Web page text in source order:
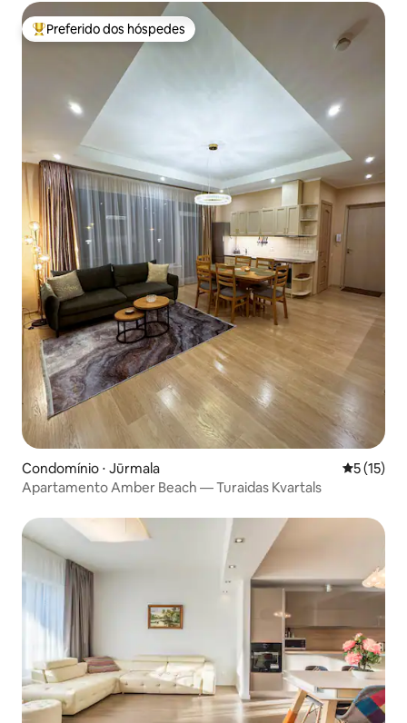
Entre os melhores preferidos dos hóspedes
Preferido dos hóspedes
Condomínio ⋅ Jūrmala 5 de uma
5 (15)
Apartamento Amber Beach — Turaidas Kvartals